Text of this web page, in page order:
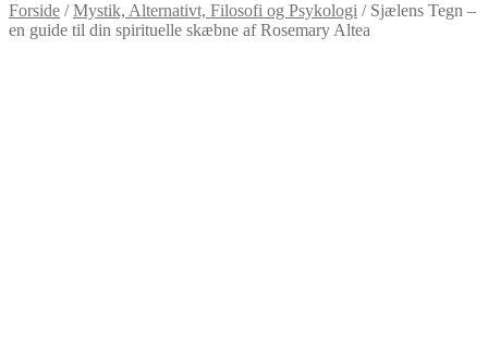
Forside /Mystik, Alternativt, Filosofi og Psykologi / Sjælens Tegn –
en guide til din spirituelle skæbne af Rosemary Altea